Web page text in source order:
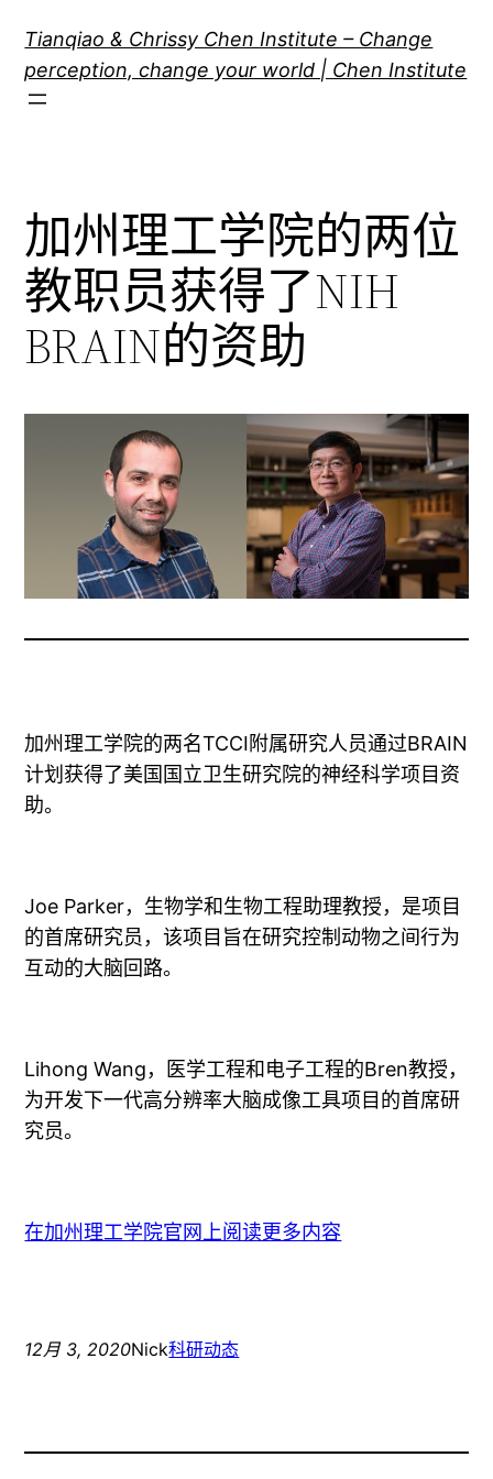
Tianqiao & Chrissy Chen Institute – Change
perception, change your world | Chen Institute
加州理工学院的两位
教职员获得了NIH
BRAIN的资助
加州理工学院的两名TCCI附属研究人员通过BRAIN
计划获得了美国国立卫生研究院的神经科学项目资
助。
Joe Parker，生物学和生物工程助理教授，是项目
的首席研究员，该项目旨在研究控制动物之间行为
互动的大脑回路。
Lihong Wang，医学工程和电子工程的Bren教授，
为开发下一代高分辨率大脑成像工具项目的首席研
究员。
在加州理工学院官网上阅读更多内容
12月 3, 2020Nick科研动态